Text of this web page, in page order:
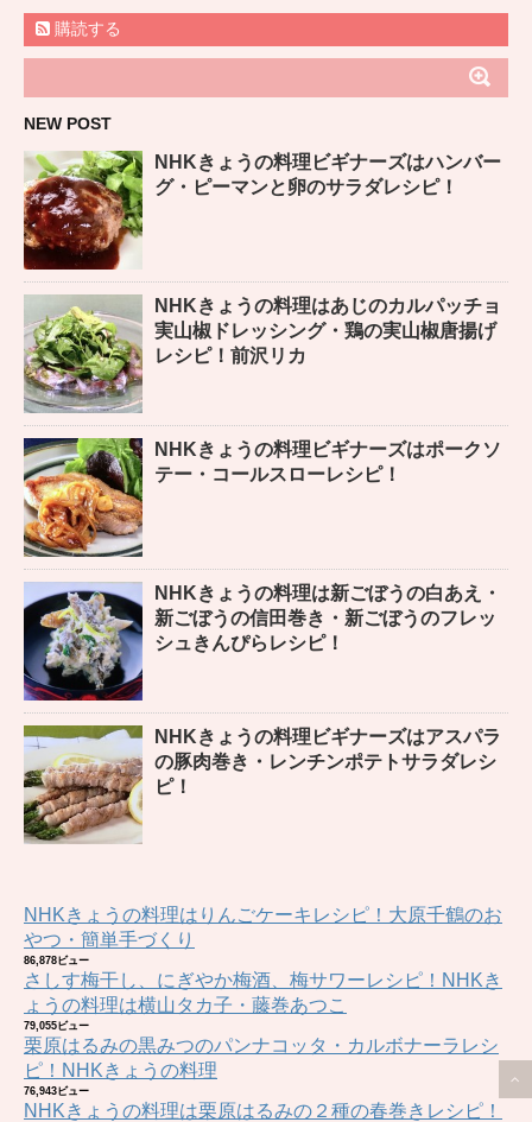
購読する
NEW POST
NHKきょうの料理ビギナーズはハンバー
グ・ピーマンと卵のサラダレシピ！
NHKきょうの料理はあじのカルパッチョ
実山椒ドレッシング・鶏の実山椒唐揚げ
レシピ！前沢リカ
NHKきょうの料理ビギナーズはポークソ
テー・コールスローレシピ！
NHKきょうの料理は新ごぼうの白あえ・
新ごぼうの信田巻き・新ごぼうのフレッ
シュきんぴらレシピ！
NHKきょうの料理ビギナーズはアスパラ
の豚肉巻き・レンチンポテトサラダレシ
ピ！
NHKきょうの料理はりんごケーキレシピ！大原千鶴のお
やつ・簡単手づくり
86,878ビュー
さしす梅干し、にぎやか梅酒、梅サワーレシピ！NHKき
ょうの料理は横山タカ子・藤巻あつこ
79,055ビュー
栗原はるみの黒みつのパンナコッタ・カルボナーラレシ
ピ！NHKきょうの料理
76,943ビュー
NHKきょうの料理は栗原はるみの２種の春巻きレシピ！